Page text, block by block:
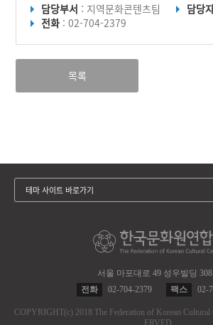
담당부서 : 지역문화콘텐츠팀 담당
전화 : 02-704-2379
목록
서울 마포대로 49 성우빌딩
전화
02-704-2379 팩스 02-
COPYRIGHT(c) 2018 The Federation of Korean Cultural
테마 사이트 바로가기